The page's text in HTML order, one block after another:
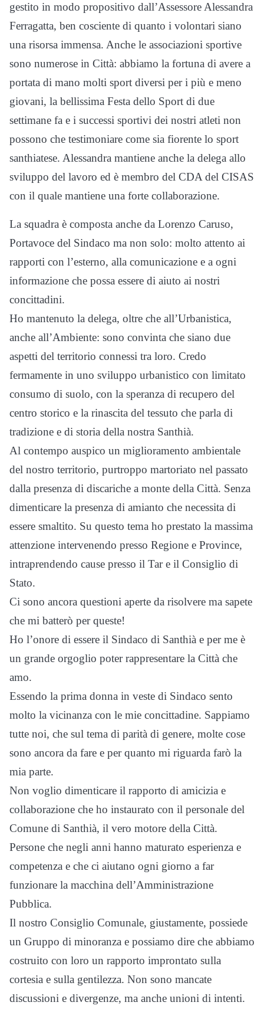
gestito in modo propositivo dall’Assessore Alessandra
Ferragatta, ben cosciente di quanto i volontari siano
una risorsa immensa. Anche le associazioni sportive
sono numerose in Città: abbiamo la fortuna di avere a
portata di mano molti sport diversi per i più e meno
giovani, la bellissima Festa dello Sport di due
settimane fa e i successi sportivi dei nostri atleti non
possono che testimoniare come sia fiorente lo sport
santhiatese. Alessandra mantiene anche la delega allo
sviluppo del lavoro ed è membro del CDA del CISAS
con il quale mantiene una forte collaborazione.
La squadra è composta anche da Lorenzo Caruso,
Portavoce del Sindaco ma non solo: molto attento ai
rapporti con l’esterno, alla comunicazione e a ogni
informazione che possa essere di aiuto ai nostri
concittadini.
Ho mantenuto la delega, oltre che all’Urbanistica,
anche all’Ambiente: sono convinta che siano due
aspetti del territorio connessi tra loro. Credo
fermamente in uno sviluppo urbanistico con limitato
consumo di suolo, con la speranza di recupero del
centro storico e la rinascita del tessuto che parla di
tradizione e di storia della nostra Santhià.
Al contempo auspico un miglioramento ambientale
del nostro territorio, purtroppo martoriato nel passato
dalla presenza di discariche a monte della Città. Senza
dimenticare la presenza di amianto che necessita di
essere smaltito. Su questo tema ho prestato la massima
attenzione intervenendo presso Regione e Province,
intraprendendo cause presso il Tar e il Consiglio di
Stato.
Ci sono ancora questioni aperte da risolvere ma sapete
che mi batterò per queste!
Ho l’onore di essere il Sindaco di Santhià e per me è
un grande orgoglio poter rappresentare la Città che
amo.
Essendo la prima donna in veste di Sindaco sento
molto la vicinanza con le mie concittadine. Sappiamo
tutte noi, che sul tema di parità di genere, molte cose
sono ancora da fare e per quanto mi riguarda farò la
mia parte.
Non voglio dimenticare il rapporto di amicizia e
collaborazione che ho instaurato con il personale del
Comune di Santhià, il vero motore della Città.
Persone che negli anni hanno maturato esperienza e
competenza e che ci aiutano ogni giorno a far
funzionare la macchina dell’Amministrazione
Pubblica.
Il nostro Consiglio Comunale, giustamente, possiede
un Gruppo di minoranza e possiamo dire che abbiamo
costruito con loro un rapporto improntato sulla
cortesia e sulla gentilezza. Non sono mancate
discussioni e divergenze, ma anche unioni di intenti.